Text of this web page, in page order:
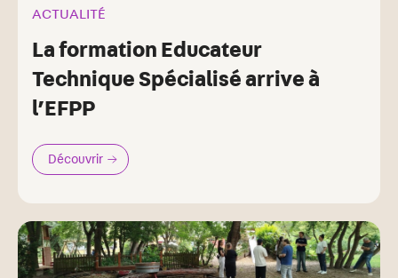
ACTUALITÉ
La formation Educateur
Technique Spécialisé arrive à
l’EFPP
Découvrir